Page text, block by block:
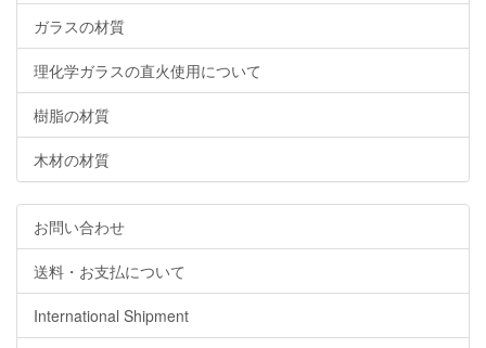
ガラスの材質
理化学ガラスの直火使用について
樹脂の材質
木材の材質
お問い合わせ
送料・お支払について
International Shipment